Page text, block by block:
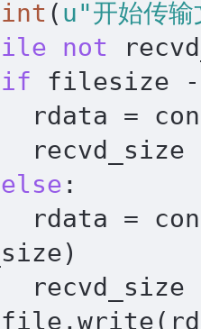
( u"开始传
not
if filesize -
else :
=